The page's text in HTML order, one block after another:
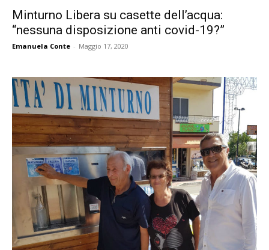
Minturno Libera su casette dell’acqua:
“nessuna disposizione anti covid-19?”
Emanuela Conte - Maggio 17, 2020